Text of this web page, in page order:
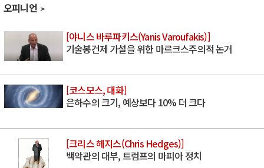
오피니언
[야니스 바루파키스(Yanis Varoufakis)]
기술봉건제 가설을 위한 마르크스주의적 논거
[코스모스, 대화]
은하수의 크기, 예상보다 10% 더 크다
[크리스 헤지스(Chris Hedges)]
백악관의 대부, 트럼프의 마피아 정치